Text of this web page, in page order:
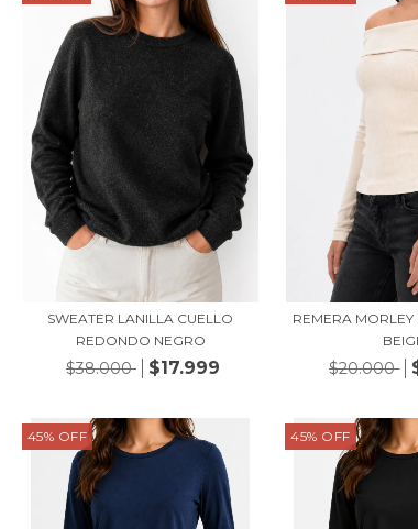
SWEATER LANILLA CUELLO
REDONDO NEGRO
$38.000 $17.999
REMERA
$20.000
45% OFF 45% OFF